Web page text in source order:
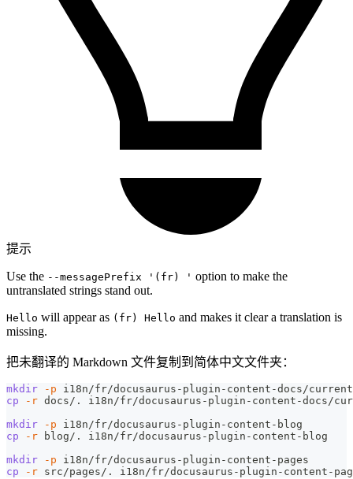
提示
Use the --messagePrefix '(fr) ' option to make the
untranslated strings stand out.
Hello will appear as (fr) Hello and makes it clear a translation is
missing.
把未翻译的 Markdown 文件复制到简体中文文件夹：
mkdir -p i18n/fr/docusaurus-plugin-content-docs/current
cp
-r docs/. i18n/fr/docusaurus-plugin-content-docs/
mkdir
-p i18n/fr/docusaurus-plugin-content-blog
cp
-r blog/. i18n/fr/docusaurus-plugin-content-blog
mkdir
-p i18n/fr/docusaurus-plugin-content-pages
cp
-r src/pages/. i18n/fr/docusaurus-plugin-content-